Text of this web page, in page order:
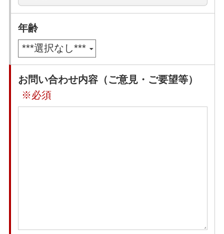
年齢
お問い合わせ内容（ご意見・ご要望等）
※必須